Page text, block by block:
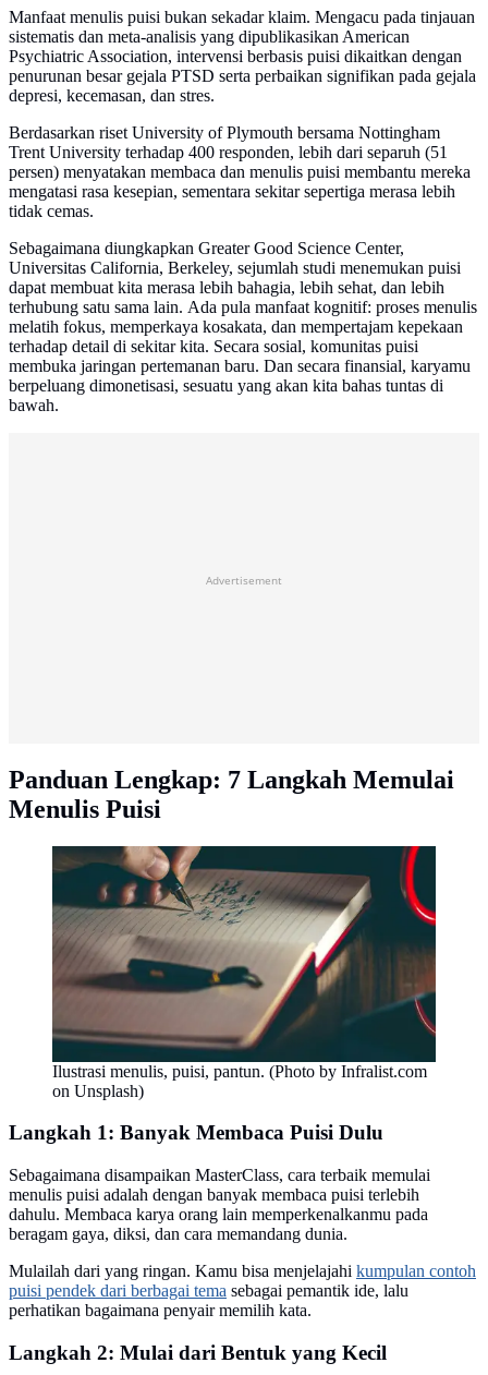
Manfaat menulis puisi bukan sekadar klaim. Mengacu pada tinjauan
sistematis dan meta-analisis yang dipublikasikan American
Psychiatric Association, intervensi berbasis puisi dikaitkan dengan
penurunan besar gejala PTSD serta perbaikan signifikan pada gejala
depresi, kecemasan, dan stres.
Berdasarkan riset University of Plymouth bersama Nottingham
Trent University terhadap 400 responden, lebih dari separuh (51
persen) menyatakan membaca dan menulis puisi membantu mereka
mengatasi rasa kesepian, sementara sekitar sepertiga merasa lebih
tidak cemas.
Sebagaimana diungkapkan Greater Good Science Center,
Universitas California, Berkeley, sejumlah studi menemukan puisi
dapat membuat kita merasa lebih bahagia, lebih sehat, dan lebih
terhubung satu sama lain. Ada pula manfaat kognitif: proses menulis
melatih fokus, memperkaya kosakata, dan mempertajam kepekaan
terhadap detail di sekitar kita. Secara sosial, komunitas puisi
membuka jaringan pertemanan baru. Dan secara finansial, karyamu
berpeluang dimonetisasi, sesuatu yang akan kita bahas tuntas di
bawah.
Advertisement
Panduan Lengkap: 7 Langkah Memulai
Menulis Puisi
Ilustrasi menulis, puisi, pantun. (Photo by Infralist.com
on Unsplash)
Langkah 1: Banyak Membaca Puisi Dulu
Sebagaimana disampaikan MasterClass, cara terbaik memulai
menulis puisi adalah dengan banyak membaca puisi terlebih
dahulu. Membaca karya orang lain memperkenalkanmu pada
beragam gaya, diksi, dan cara memandang dunia.
Mulailah dari yang ringan. Kamu bisa menjelajahi kumpulan contoh
puisi pendek dari berbagai tema sebagai pemantik ide, lalu
perhatikan bagaimana penyair memilih kata.
Langkah 2: Mulai dari Bentuk yang Kecil